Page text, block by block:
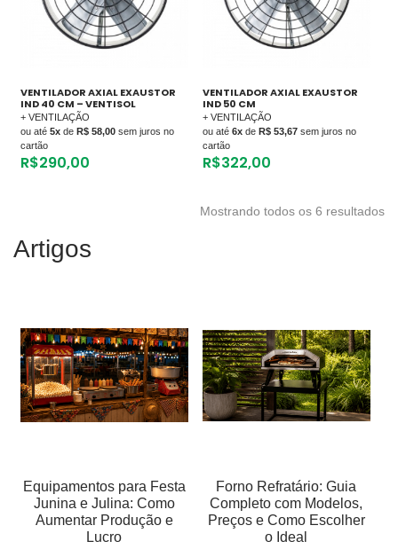
VENTILADOR AXIAL EXAUSTOR
IND 40 CM – VENTISOL
+ VENTILAÇÃO
ou até 5x de R$ 58,00 sem juros no
cartão
R$290,00
VENTILADOR AXIAL EXAUSTOR
IND 50 CM
+ VENTILAÇÃO
ou até 6xde R$ 53,67sem juros no
cartão
R$322,00
Mostrando todos os 6 resultados
Artigos
Equipamentos para Festa
Junina e Julina: Como
Aumentar Produção e
Lucro
Forno Refratário: Guia
Completo com Modelos,
Preços e Como Escolher
o Ideal